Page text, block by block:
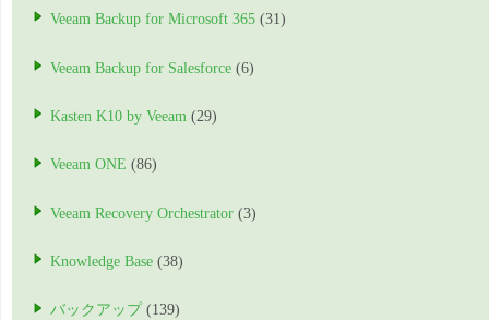
Veeam Backup for Microsoft 365 (31)
Veeam Backup for Salesforce (6)
Kasten K10 by Veeam (29)
Veeam ONE (86)
Veeam Recovery Orchestrator (3)
Knowledge Base (38)
バックアップ (139)